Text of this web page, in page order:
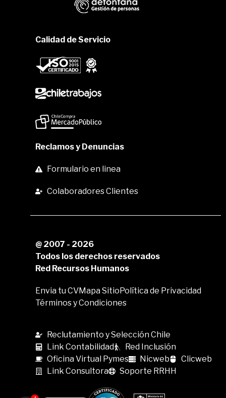
Calidad de Servicio
Reclamos y Denuncias
Formulario en linea
Colaboradores Clientes
@ 2007 - 2026
Todos los derechos reservados
Red Recursos Humanos
Envia tu CVMapa SitioPolítica de Privacidad
Términos y Condiciones
Reclutamiento y Selección Chile
Link Contabilidad
Red Inclusión
Oficina Virtual Pymes
Nicweb
Clicweb
Link Consultora
Soporte RRHH